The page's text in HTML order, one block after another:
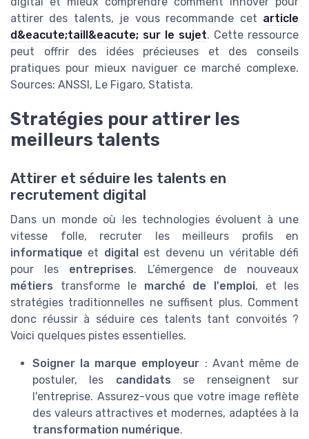
attirer des talents, je vous recommande cet article
d&eacute;taill&eacute; sur le sujet. Cette ressource
peut offrir des idées précieuses et des conseils
pratiques pour mieux naviguer ce marché complexe.
Sources: ANSSI, Le Figaro, Statista.
Stratégies pour attirer les
meilleurs talents
Attirer et séduire les talents en
recrutement digital
Dans un monde où les technologies évoluent à une
vitesse folle, recruter les meilleurs profils en
informatique et digital
est devenu un véritable défi
pour les entreprises. L’émergence de nouveaux
métiers transforme le marché de l'emploi, et les
stratégies traditionnelles ne suffisent plus. Comment
donc réussir à séduire ces talents tant convoités ?
Voici quelques pistes essentielles.
Soigner la marque employeur : Avant même de
postuler, les candidats se renseignent sur
l'entreprise. Assurez-vous que votre image reflète
des valeurs attractives et modernes, adaptées à la
transformation numérique.